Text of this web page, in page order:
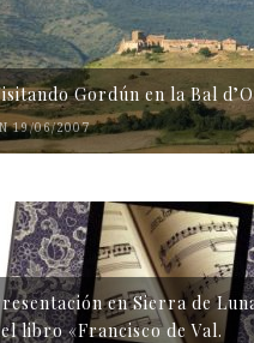
Gordún en la Bal
19/06/2007
en Sierra de
libro «Francisco de Val.